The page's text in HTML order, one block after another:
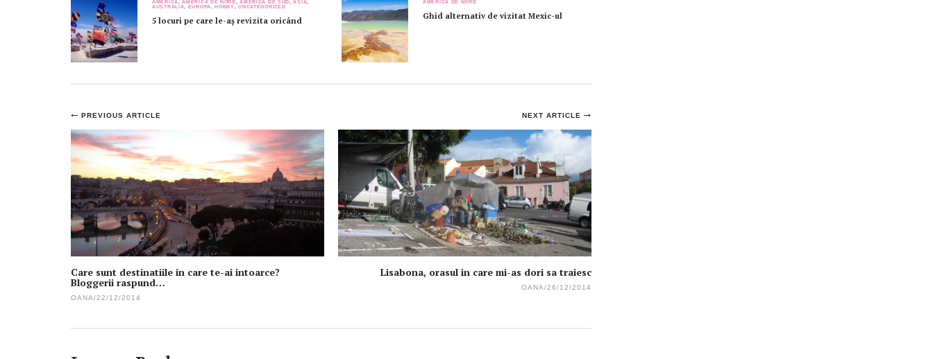
AMERICA ,AMERICA DE NORD ,AMERICA DE SUD ,ASIA
AUSTRALIA
EUROPA HOBBY UNCATEGORIZED
5 locuri pe care le-aș revizita oricând
AMERICA DE NORD
Ghid alternativ de vizitat Mexic-ul
Post
navigation
NEXT ARTICLE
Lisabona, orasul in care mi-as dori sa traiesc
OANA/26/12/2014
PREVIOUS ARTICLE
Care sunt destinatiile in care te-ai intoarce?
Bloggerii raspund…
OANA/22/12/2014